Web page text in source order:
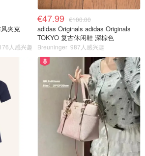
夹克
人感兴趣
€47.99 €100.00
adidas Originals adidas Originals
TOKYO 复古休闲鞋 深棕色
Breuninger 987人感兴趣
8